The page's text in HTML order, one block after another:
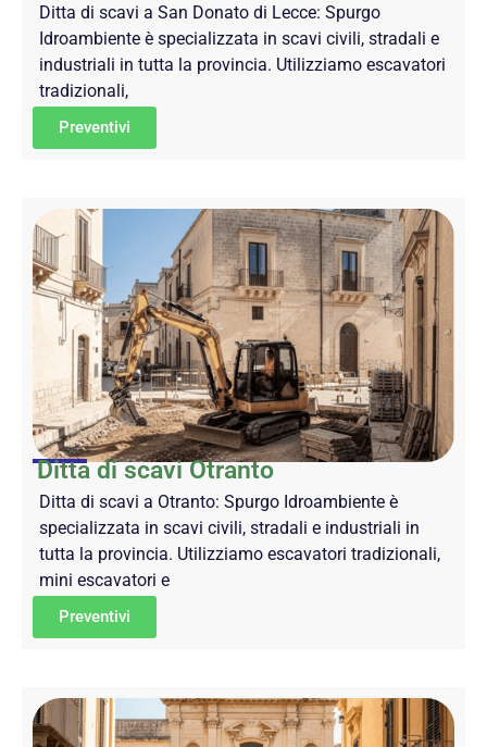
Ditta di scavi a San Donato di Lecce: Spurgo
Idroambiente è specializzata in scavi civili, stradali e
industriali in tutta la provincia. Utilizziamo escavatori
tradizionali,
Preventivi
Ditta di scavi Otranto
Ditta di scavi a Otranto: Spurgo Idroambiente è
specializzata in scavi civili, stradali e industriali in
tutta la provincia. Utilizziamo escavatori tradizionali,
mini escavatori e
Preventivi